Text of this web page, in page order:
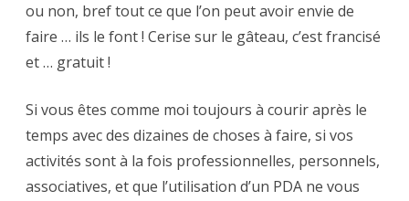
ou non, bref tout ce que l’on peut avoir envie de
faire … ils le font ! Cerise sur le gâteau, c’est francisé
et … gratuit !
Si vous êtes comme moi toujours à courir après le
temps avec des dizaines de choses à faire, si vos
activités sont à la fois professionnelles, personnels,
associatives, et que l’utilisation d’un PDA ne vous